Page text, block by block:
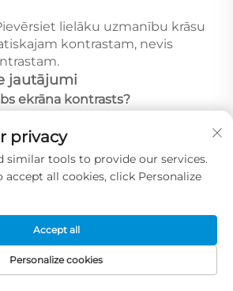
lielāku uzmanību krāsu
kontrastam, nevis
jautājumi
ekrāna kontrasts?
kas mēra ekrāna spēju
stiprumu atkarībā no skatuves.
koncentrējieties uz statisko
līdz 3000:1 vairumam
attiecības līmenis?
kontrasta attiecības
privacy
similar tools to provide our services.
all cookies, click Personalize
Personalize cookies
Accept all